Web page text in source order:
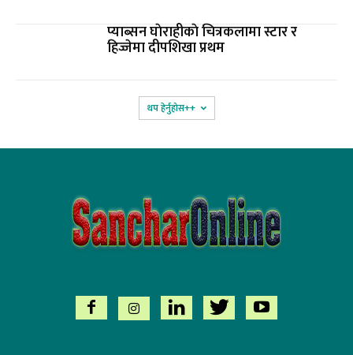
प्याब्सन घाेराहीकाे चित्रकलामा स्टार र
हिज्जेमा दीपशिखा प्रथम
थप हेर्नुहोस‌++